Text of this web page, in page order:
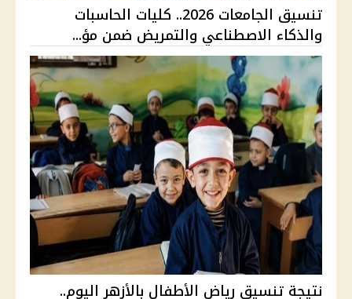
تنسيق الجامعات 2026.. كليات الحاسبات
والذكاء الاصطناعي والتمريض ضمن مؤ...
نتيجة تنسيق رياض الأطفال بالأزهر اليوم..